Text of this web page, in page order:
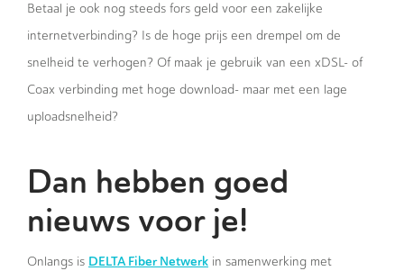
Betaal je ook nog steeds fors geld voor een zakelijke
internetverbinding? Is de hoge prijs een drempel om de
snelheid te verhogen? Of maak je gebruik van een xDSL- of
Coax verbinding met hoge download- maar met een lage
uploadsnelheid?
Dan hebben goed
nieuws voor je!
Onlangs is DELTA Fiber Netwerk in samenwerking met